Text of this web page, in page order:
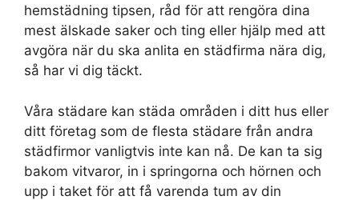
hemstädning tipsen, råd för att rengöra dina
mest älskade saker och ting eller hjälp med att
avgöra när du ska anlita en städfirma nära dig,
så har vi dig täckt.
Våra städare kan städa områden i ditt hus eller
ditt företag som de flesta städare från andra
städfirmor vanligtvis inte kan nå. De kan ta sig
bakom vitvaror, in i springorna och hörnen och
upp i taket för att få varenda tum av din